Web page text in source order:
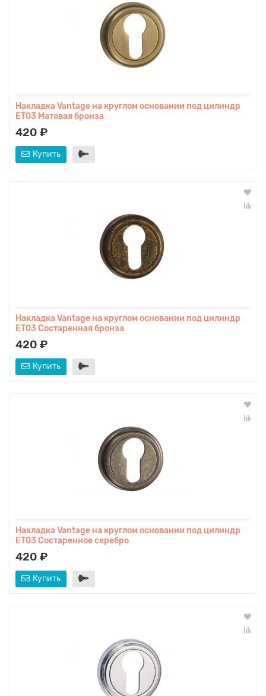
Накладка Vantage на круглом основании под цилиндр
ET03 Матовая бронза
420 ₽
Купить
Накладка Vantage на круглом основании под цилиндр
ET03 Состаренная бронза
420 ₽
Купить
Накладка Vantage на круглом основании под цилиндр
ET03 Состаренное серебро
420 ₽
Купить